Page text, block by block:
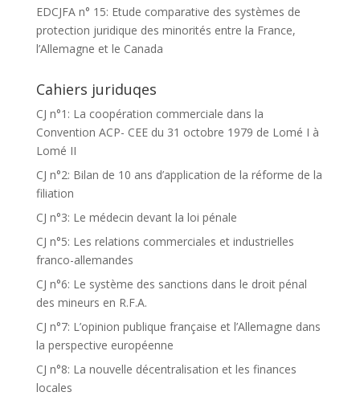
EDCJFA n° 15: Etude comparative des systèmes de
protection juridique des minorités entre la France,
l’Allemagne et le Canada
Cahiers juriduqes
CJ n°1: La coopération commerciale dans la
Convention ACP- CEE du 31 octobre 1979 de Lomé I à
Lomé II
CJ n°2: Bilan de 10 ans d’application de la réforme de la
filiation
CJ n°3: Le médecin devant la loi pénale
CJ n°5: Les relations commerciales et industrielles
franco-allemandes
CJ n°6: Le système des sanctions dans le droit pénal
des mineurs en R.F.A.
CJ n°7: L’opinion publique française et l’Allemagne dans
la perspective européenne
CJ n°8: La nouvelle décentralisation et les finances
locales